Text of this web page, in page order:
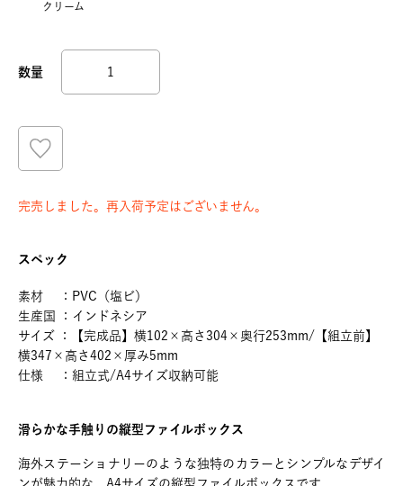
クリーム
完売しました。再入荷予定はございません。
スペック
素材 ：PVC（塩ビ）
生産国 ：インドネシア
サイズ ：【完成品】横102×高さ304×奥行253mm/【組立前】
横347×高さ402×厚み5mm
仕様 ：組立式/A4サイズ収納可能
滑らかな手触りの縦型ファイルボックス
海外ステーショナリーのような独特のカラーとシンプルなデザイ
ンが魅力的な、A4サイズの縦型ファイルボックスです。